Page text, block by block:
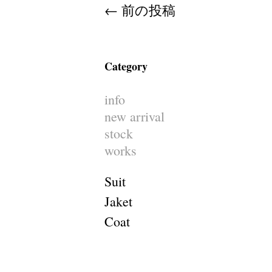
Post navigation
← 前の投稿
Category
info
new arrival
stock
works
Suit
Jaket
Coat